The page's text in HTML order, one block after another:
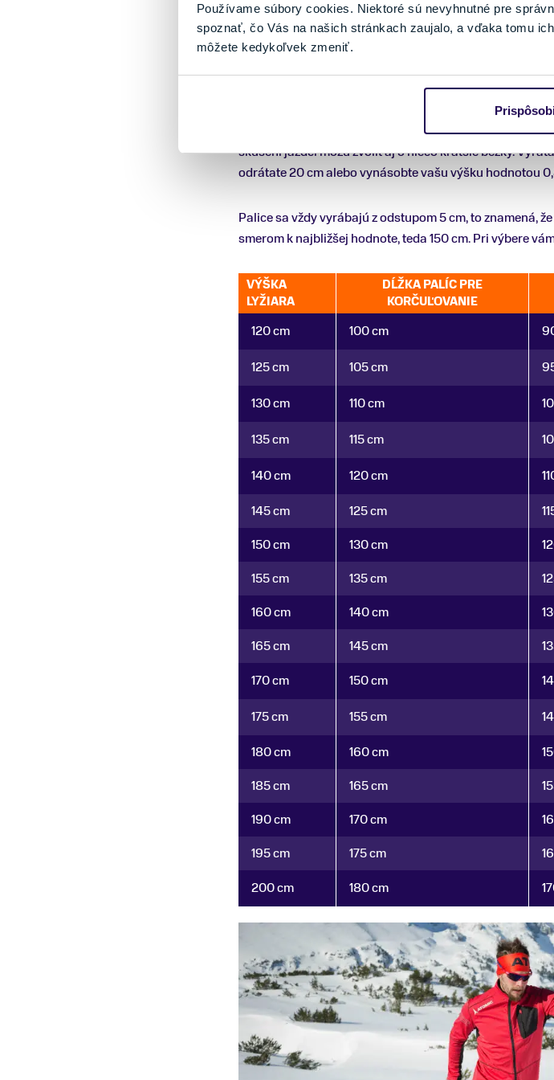
Používame súbory cookies. Niektoré sú nevyhnutné pre
spoznať, čo Vás na našich stránkach zaujalo, a vďaka tomu
môžete kedykoľvek zmeniť.
Klasicka- Pri tomto štýle by mali palice po zapichnutí do
0,84 (napr. máte 180 cm * 0,84 = 150 cm).
- Na korčuliarsku techniku potrebujete
skúsení jazdci môžu zvoliť aj o niečo kratšie bežky.
odrátate 20 cm alebo vynásobte vašu výšku hodnotou
Palice sa vždy vyrábajú z odstupom 5 cm, to znamená,
smerom k najbližšej hodnote, teda 150 cm. Pri výbere
VÝŠKA
LYŽIARA
DĹŽKA PALÍC PRE
KORČUĽOVANIE
120 cm 100 cm
125 cm 105 cm
130 cm 110 cm
135 cm 115 cm
140 cm 120 cm
145 cm
125 cm
150 cm
130 cm
155 cm
135 cm
160 cm
140 cm
165 cm
145 cm
170 cm
150 cm
175 cm 155 cm
180 cm
160 cm
185 cm
165 cm
190 cm
170 cm
195 cm
175 cm
200 cm
180 cm